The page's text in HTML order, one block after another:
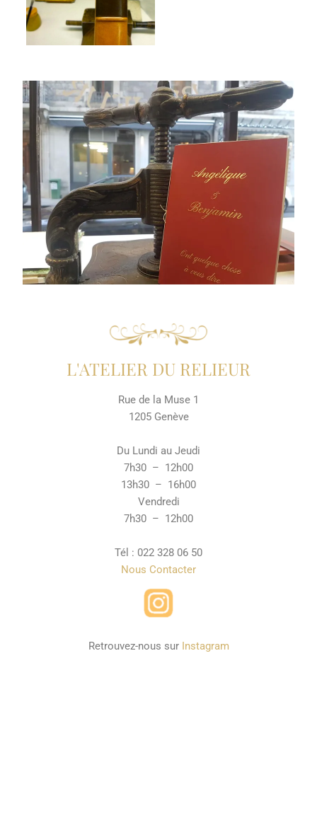
L'ATELIER DU RELIEUR
Rue de la Muse 1
1205 Genève
Du Lundi au Jeudi
7h30 – 12h00
13h30 – 16h00
Vendredi
7h30 – 12h00
Tél : 022 328 06 50
Nous Contacter
Retrouvez-nous sur Instagram